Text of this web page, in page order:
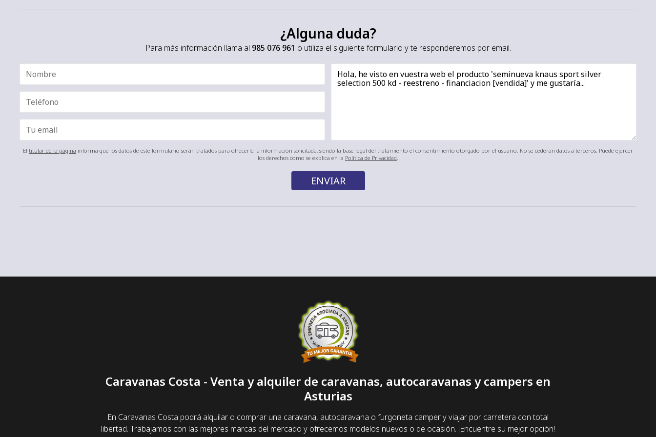
¿Alguna duda?
Para más información llama al 985 076 961 o utiliza el siguiente formulario y te responderemos por email.
El titular de la página informa que los datos de este formulario serán tratados para ofrecerle la información solicitada, siendo la base legal del tratamiento el consentimiento otorgado por el usuario. No se cederán datos a terceros. Puede ejercer
los derechos como se explica en la Política de Privacidad
Caravanas Costa - Venta y alquiler de caravanas, autocaravanas y campers en
Asturias
En Caravanas Costa podrá alquilar o comprar una caravana, autocaravana o furgoneta camper y viajar por carretera con total
libertad. Trabajamos con las mejores marcas del mercado y ofrecemos modelos nuevos o de ocasión. ¡Encuentre su mejor opción!